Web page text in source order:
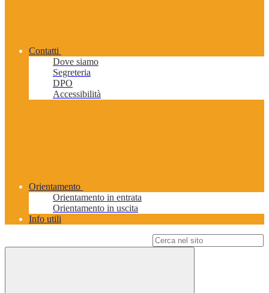
Contatti
Dove siamo
Segreteria
DPO
Accessibilità
Orientamento
Orientamento in entrata
Orientamento in uscita
Info utili